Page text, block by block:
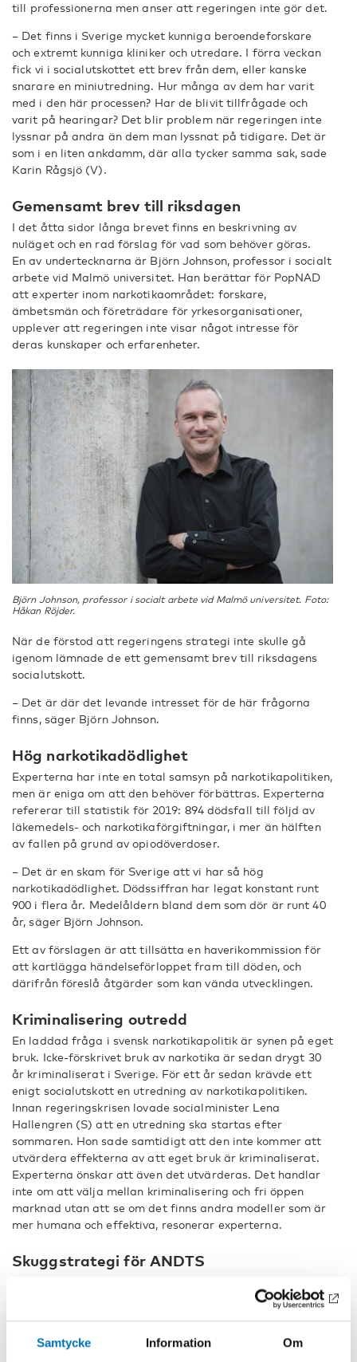
Samtycke Information Om
till professionerna men anser att regeringen inte gör det.
– Det finns i Sverige mycket kunniga beroendeforskare
och extremt kunniga kliniker och utredare. I förra veckan
fick vi i socialutskottet ett brev från dem, eller kanske
snarare en miniutredning. Hur många av dem har varit
med i den här processen? Har de blivit tillfrågade och
varit på hearingar? Det blir problem när regeringen inte
lyssnar på andra än dem man lyssnat på tidigare. Det är
som i en liten ankdamm, där alla tycker samma sak, sade
Karin Rågsjö (V).
Gemensamt brev till riksdagen
I det åtta sidor långa brevet finns en beskrivning av
nuläget och en rad förslag för vad som behöver göras.
En av undertecknarna är Björn Johnson, professor i socialt
arbete vid Malmö universitet. Han berättar för PopNAD
att experter inom narkotikaområdet: forskare,
ämbetsmän och företrädare för yrkesorganisationer,
upplever att regeringen inte visar något intresse för
deras kunskaper och erfarenheter.
Björn Johnson, professor i socialt arbete vid Malmö universitet. Foto:
Håkan Röjder.
När de förstod att regeringens strategi inte skulle gå
igenom lämnade de ett gemensamt brev till riksdagens
socialutskott.
– Det är där det levande intresset för de här frågorna
finns, säger Björn Johnson.
Hög narkotikadödlighet
Experterna har inte en total samsyn på narkotikapolitiken,
men är eniga om att den behöver förbättras. Experterna
refererar till statistik för 2019: 894 dödsfall till följd av
läkemedels- och narkotikaförgiftningar, i mer än hälften
av fallen på grund av opiodöverdoser.
– Det är en skam för Sverige att vi har så hög
narkotikadödlighet. Dödssiffran har legat konstant runt
900 i flera år. Medelåldern bland dem som dör är runt 40
år, säger Björn Johnson.
Ett av förslagen är att tillsätta en haverikommission för
att kartlägga händelseförloppet fram till döden, och
därifrån föreslå åtgärder som kan vända utvecklingen.
Kriminalisering outredd
En laddad fråga i svensk narkotikapolitik är synen på eget
bruk. Icke-förskrivet bruk av narkotika är sedan drygt 30
år kriminaliserat i Sverige. För ett år sedan krävde ett
enigt socialutskott en utredning av narkotikapolitiken.
Innan regeringskrisen lovade socialminister Lena
Hallengren (S) att en utredning ska startas efter
sommaren. Hon sade samtidigt att den inte kommer att
utvärdera effekterna av att eget bruk är kriminaliserat.
Experterna önskar att även det utvärderas. Det handlar
inte om att välja mellan kriminalisering och fri öppen
marknad utan att se om det finns andra modeller som är
mer humana och effektiva, resonerar experterna.
Skuggstrategi för ANDTS
och hela regeringens ANDTS-strategi. Håkan Leifman,
skuggstrategin för ANDTS som 30 organisationer står